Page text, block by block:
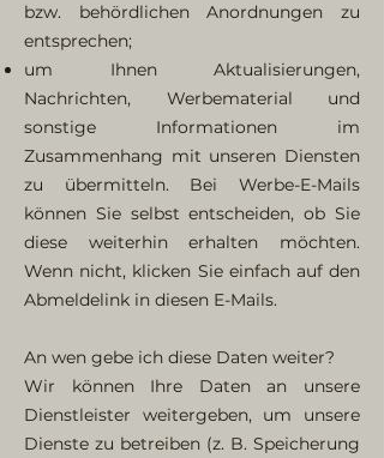
bzw. behördlichen Anordnungen zu
entsprechen;
um Ihnen Aktualisierungen,
Nachrichten, Werbematerial und
sonstige Informationen im
Zusammenhang mit unseren Diensten
zu übermitteln. Bei Werbe-E-Mails
können Sie selbst entscheiden, ob Sie
diese weiterhin erhalten möchten.
Wenn nicht, klicken Sie einfach auf den
Abmeldelink in diesen E-Mails.
An wen gebe ich diese Daten weiter?
Wir können Ihre Daten an unsere
Dienstleister weitergeben, um unsere
Dienste zu betreiben (z. B. Speicherung